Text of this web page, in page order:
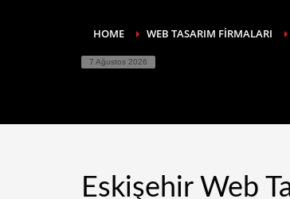
HOME WEB TASARIM FIRMALARI
7 Ağustos 2026
Eskişehir Web